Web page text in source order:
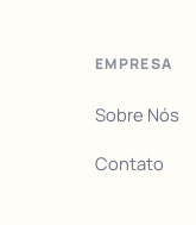
EMPRESA
Sobre Nós
Contato